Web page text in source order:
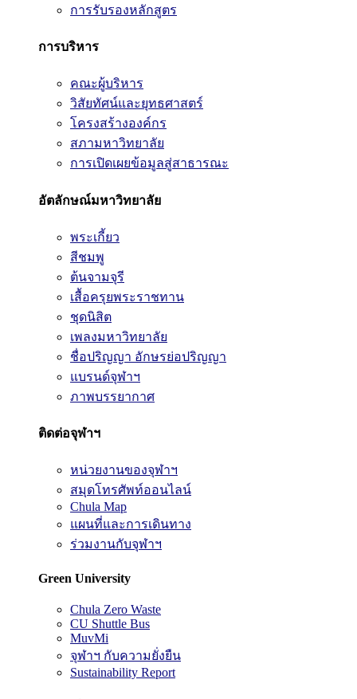
การรับรองหลักสูตร
การบริหาร
คณะผู้บริหาร
วิสัยทัศน์และยุทธศาสตร์
โครงสร้างองค์กร
สภามหาวิทยาลัย
การเปิดเผยข้อมูลสู่สาธารณะ
อัตลักษณ์มหาวิทยาลัย
พระเกี้ยว
สีชมพู
ต้นจามจุรี
เสื้อครุยพระราชทาน
ชุดนิสิต
เพลงมหาวิทยาลัย
ชื่อปริญญา อักษรย่อปริญญา
แบรนด์จุฬาฯ
ภาพบรรยากาศ
ติดต่อจุฬาฯ
หน่วยงานของจุฬาฯ
สมุดโทรศัพท์ออนไลน์
Chula Map
แผนที่และการเดินทาง
ร่วมงานกับจุฬาฯ
Green University
Chula Zero Waste
CU Shuttle Bus
MuvMi
จุฬาฯ กับความยั่งยืน
Sustainability Report